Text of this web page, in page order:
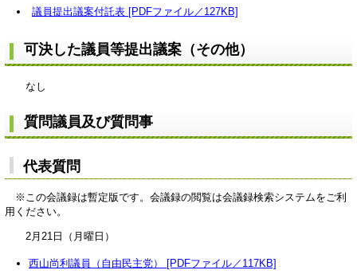
議員提出議案付託表 [PDFファイル／127KB]
可決した議員等提出議案（その他）
なし
質問議員及び質問事
代表質問
※この会議録は暫定版です。会議録の閲覧は会議録検索システムをご利
用ください。
2月21日（月曜日）
西山尚利議員（自由民主党） [PDFファイル／117KB]